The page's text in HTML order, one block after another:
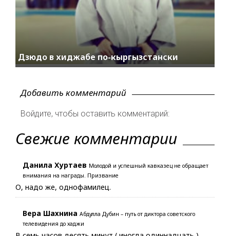
Дзюдо в хиджабе по-кыргызстански
Добавить комментарий
Войдите, чтобы оставить комментарий:
Свежие комментарии
Данила Хуртаев Молодой и успешный кавказец не обращает
внимания на награды. Призвание
О, надо же, однофамилец.
Вера Шахнина Абдулла Дубин – путь от диктора советского
телевидения до хаджи